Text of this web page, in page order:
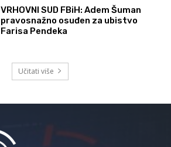
VRHOVNI SUD FBiH: Adem Šuman
pravosnažno osuđen za ubistvo
Farisa Pendeka
Učitati više